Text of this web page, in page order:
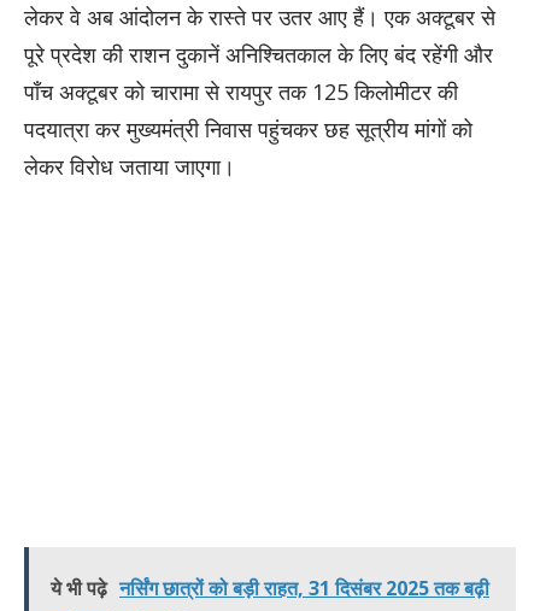
लेकर वे अब आंदोलन के रास्ते पर उतर आए हैं। एक अक्टूबर से
पूरे प्रदेश की राशन दुकानें अनिश्चितकाल के लिए बंद रहेंगी और
पाँच अक्टूबर को चारामा से रायपुर तक 125 किलोमीटर की
पदयात्रा कर मुख्यमंत्री निवास पहुंचकर छह सूत्रीय मांगों को
लेकर विरोध जताया जाएगा।
ये भी पढ़े नर्सिंग छात्रों को बड़ी राहत, 31 दिसंबर 2025 तक बढ़ी